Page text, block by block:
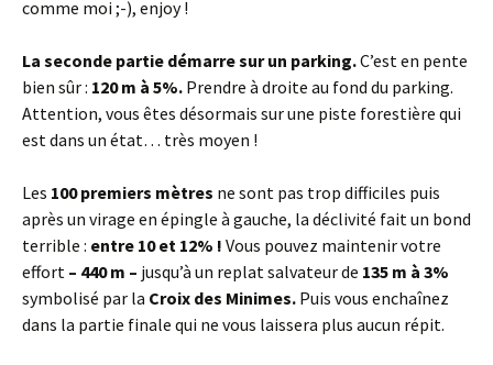
comme moi ;-), enjoy !
La seconde partie démarre sur un parking.C’est en pente
bien sûr : 120 m à 5%. Prendre à droite au fond du parking.
Attention, vous êtes désormais sur une piste forestière qui
est dans un état… très moyen !
Les 100 premiers mètres ne sont pas trop difficiles puis
après un virage en épingle à gauche, la déclivité fait un bond
terrible : entre 10 et 12% ! Vous pouvez maintenir votre
effort – 440 m – jusqu’à un replat salvateur de 135 m à 3%
symbolisé par la Croix des Minimes. Puis vous enchaînez
dans la partie finale qui ne vous laissera plus aucun répit.